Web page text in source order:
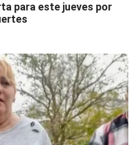
para este jueves por